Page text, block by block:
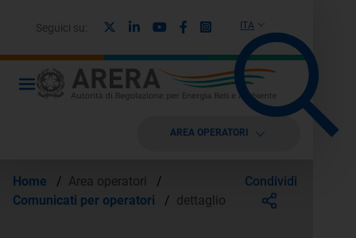
ITA
Seguici su: LinkedinYoutubeFacebook
Instagram
AREA OPERATORI
Home / Area operatori
/
Comunicati per operatori
/ dettaglio
Condividi